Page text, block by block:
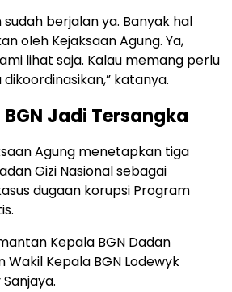
sudah berjalan ya. Banyak hal
oleh Kejaksaan Agung. Ya,
lihat saja. Kalau memang perlu
katanya.
Jadi Tersangka
Agung menetapkan tiga
Gizi Nasional sebagai
dugaan korupsi Program
Kepala BGN Dadan
Wakil Kepala BGN Lodewyk